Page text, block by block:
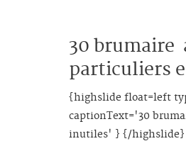
30 brumaire
particuliers
{highslide float=left
captionText='30
inutiles' } {/highslide}